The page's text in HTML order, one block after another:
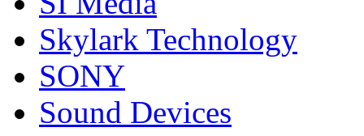
Skylark Technology
SONY
Sound Devices